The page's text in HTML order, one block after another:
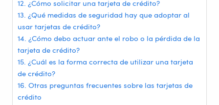
¿Cómo solicitar una tarjeta de crédito?
¿Qué medidas de seguridad hay que adoptar al
usar tarjetas de crédito?
¿Cómo debo actuar ante el robo o la pérdida de la
tarjeta de crédito?
¿Cuál es la forma correcta de utilizar una tarjeta
de crédito?
Otras preguntas frecuentes sobre las tarjetas de
crédito